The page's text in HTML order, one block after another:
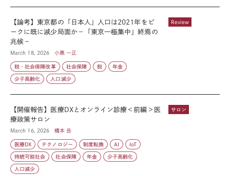
Review
【論考】東京都の「日本人」人口は2021年をピ
ークに既に減少局面か－「東京一極集中」終焉の
兆候－
March 18, 2026 小黒 一正
税・社会保障改革 社会保障 税 年金
少子高齢化 人口減少
サロン
【開催報告】医療DXとオンライン診療＜前編＞医
療政策サロン
March 16, 2026 橋本 岳
医療DX テクノロジー 制度転換 AI IoT
持続可能社会 社会保障 年金 少子高齢化
人口減少